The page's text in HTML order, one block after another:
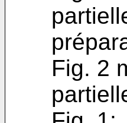
Fig. 2